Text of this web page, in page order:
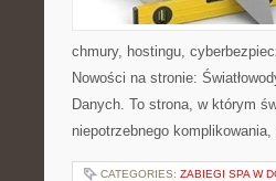
chmury, hostingu,
Nowości na stronie:
Danych. To strona, w którym
niepotrzebnego
CATEGORIES: ZABIEGI SPA W